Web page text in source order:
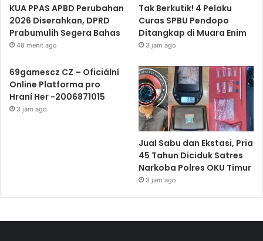
KUA PPAS APBD Perubahan
2026 Diserahkan, DPRD
Prabumulih Segera Bahas
48 menit ago
Tak Berkutik! 4 Pelaku
Curas SPBU Pendopo
Ditangkap di Muara Enim
3 jam ago
69gamescz CZ – Oficiální
Online Platforma pro
Hraní Her -2006871015
3 jam ago
Jual Sabu dan Ekstasi, Pria
45 Tahun Diciduk Satres
Narkoba Polres OKU Timur
3 jam ago